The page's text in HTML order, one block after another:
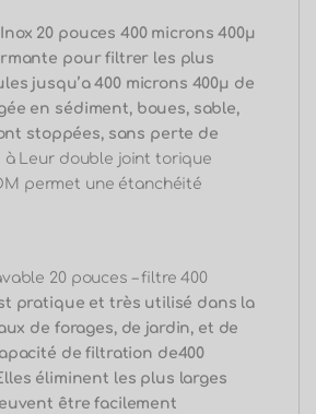
20 pouces 400 microns 400μ
pour filtrer les plus
jusqu’a 400 microns 400μ de
en sédiment, boues, sable,
stoppées, sans perte de
à Leur double joint torique
permet une étanchéité
20 pouces – filtre 400
pratique et très utilisé dans la
de forages, de jardin, et de
de filtration de400
éliminent les plus larges
être facilement